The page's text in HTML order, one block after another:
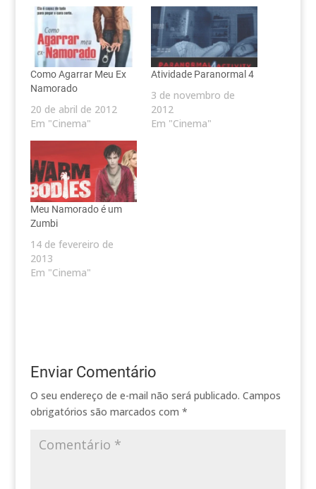
Como Agarrar Meu Ex
Namorado
20 de abril de 2012
Em "Cinema"
Atividade Paranormal 4
3 de novembro de
2012
Em "Cinema"
Meu Namorado é um
Zumbi
14 de fevereiro de
2013
Em "Cinema"
Enviar Comentário
O seu endereço de e-mail não será publicado. Campos
obrigatórios são marcados com *